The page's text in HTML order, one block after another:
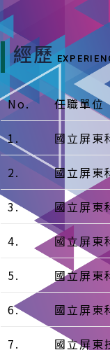
經歷
No. 任職單位
1. 國立屏東
2. 國立屏東
3. 國立屏東
4. 國立屏東
5. 國立屏東
6. 國立屏東
7. 國立屏東